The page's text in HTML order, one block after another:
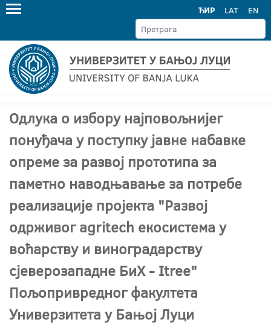
ЋИР LAT EN
Одлука о избору најповољнијег
понуђача у поступку јавне набавке
опреме за развој прототипа за
паметно наводњавање за потребе
реализације пројекта "Развој
одрживог agritech екосистема у
воћарству и виноградарству
сјеверозападне БиХ - Itree"
Пољопривредног факултета
Универзитета у Бањој Луци